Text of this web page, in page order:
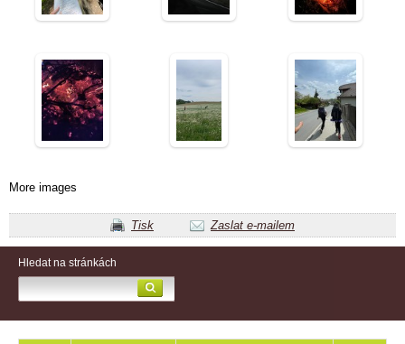
More images
Tisk Zaslat e-mailem
Hledat na stránkách